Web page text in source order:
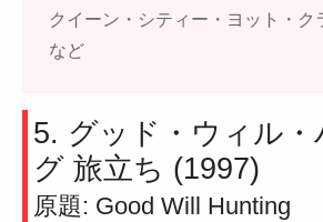
クイーン・シティー・ヨット・ク
など
5. グッド・ウィル・
グ 旅立ち (1997)
原題: Good Will Hunting